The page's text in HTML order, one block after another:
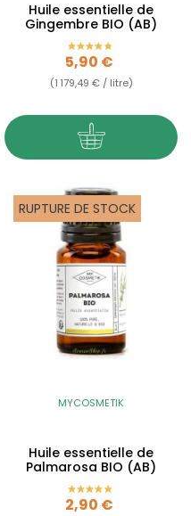
Huile essentielle de
Gingembre BIO (AB)
Prix
5,90 €
(1 179,49 € / litre)
RUPTURE DE STOCK
MYCOSMETIK
Huile essentielle de
Palmarosa BIO (AB)
Prix
2,90 €